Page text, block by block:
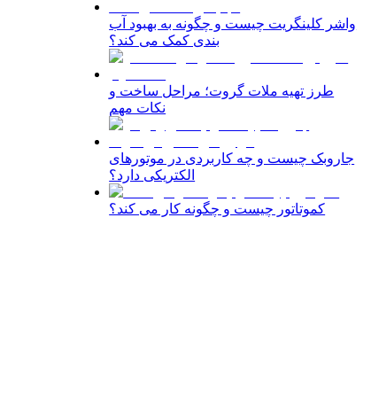
واشر کلینگریت چیست و چگونه به بهبود آب
بندی کمک می کند؟
طرز تهیه ملات گروت؛ مراحل ساخت و
نکات مهم
جاروبک چیست و چه کاربردی در موتورهای
الکتریکی دارد؟
کموتاتور چیست و چگونه کار می کند؟